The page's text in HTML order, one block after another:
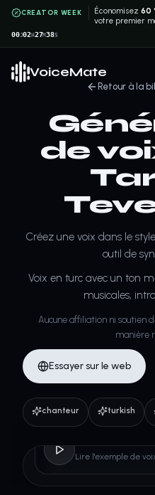
CREATOR WEEK Économisez60
votre premier
00J02H 27M38S
VoiceMate
Retour à la
de
Créez une voix dans le
outil de
Voix en turc avec un ton
musicales,
Aucune affiliation ni soutien
manière
Essayer sur le web
chanteur turkish
Lire l'exemple de